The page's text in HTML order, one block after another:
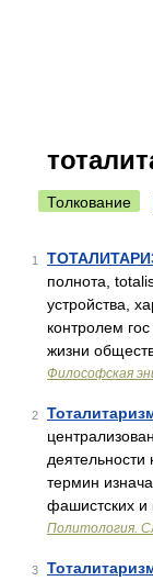
Толкование
1
полнота,
устройства,
контролем
жизни
Философская
2
деятельности
термин
фашистских и
Политология.
3